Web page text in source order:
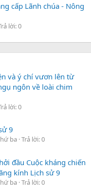
cấp Lãnh chúa - Nông
lời: 0
và ý chí vươn lên từ
ngôn về loài chim
lời: 0
9
ba Trả lời: 0
đầu Cuộc kháng chiến
kính Lịch sử 9
ba Trả lời: 0